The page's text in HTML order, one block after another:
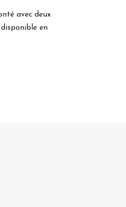
avec deux
en